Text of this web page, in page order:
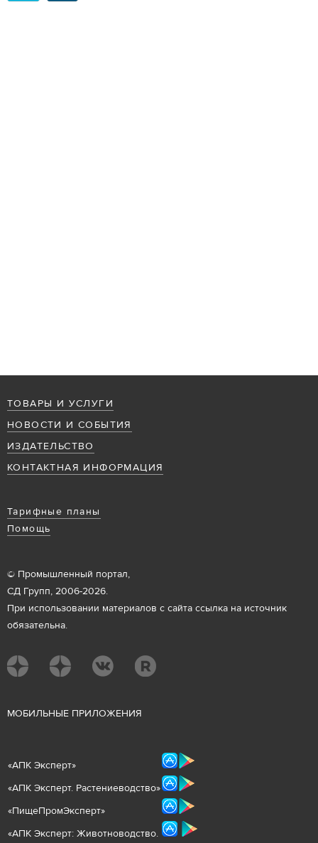
ТОВАРЫ И УСЛУГИ
НОВОСТИ И СОБЫТИЯ
ИЗДАТЕЛЬСТВО
КОНТАКТНАЯ ИНФОРМАЦИЯ
Тарифные планы
Помощь
© Промышленный портал,
СД Групп, 2006-2026.
При использовании материалов с сайта ссылка на источник
обязательна.
МОБИЛЬНЫЕ ПРИЛОЖЕНИЯ
«АПК Эксперт»
«АПК Эксперт. Растениеводство»
«ПищеПромЭксперт»
«АПК Эксперт: Животноводство.